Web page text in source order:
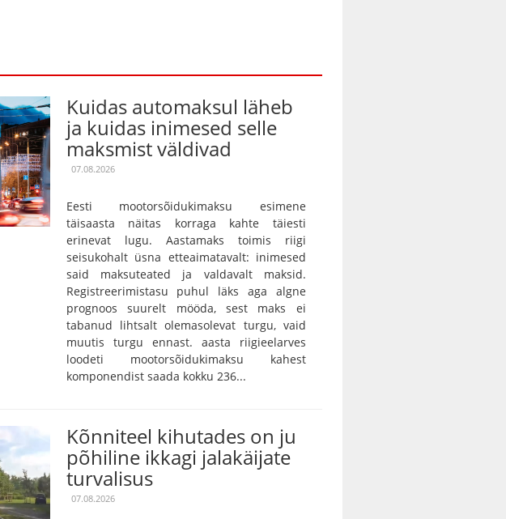
Kuidas automaksul läheb
ja kuidas inimesed selle
maksmist väldivad
07.08.2026
Eesti mootorsõidukimaksu esimene
täisaasta näitas korraga kahte täiesti
erinevat lugu. Aastamaks toimis riigi
seisukohalt üsna etteaimatavalt: inimesed
said maksuteated ja valdavalt maksid.
Registreerimistasu puhul läks aga algne
prognoos suurelt mööda, sest maks ei
tabanud lihtsalt olemasolevat turgu, vaid
muutis turgu ennast. aasta riigieelarves
loodeti mootorsõidukimaksu kahest
komponendist saada kokku 236...
Kõnniteel kihutades on ju
põhiline ikkagi jalakäijate
turvalisus
07.08.2026